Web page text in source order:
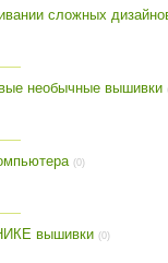
сложных
необычные вышивки
(0)
вышивки (0)